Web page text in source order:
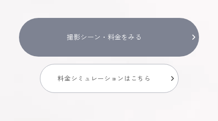
撮影シーン・料金をみる
料金シミュレーションはこちら